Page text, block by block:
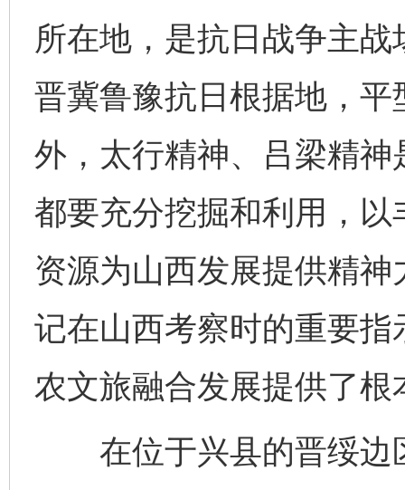
所在地，是抗日战争主
晋冀鲁豫抗日根据地，
外，太行精神、吕梁精
都要充分挖掘和利用，
资源为山西发展提供精
记在山西考察时的重要
农文旅融合发展提供了根
在位于兴县的晋绥边